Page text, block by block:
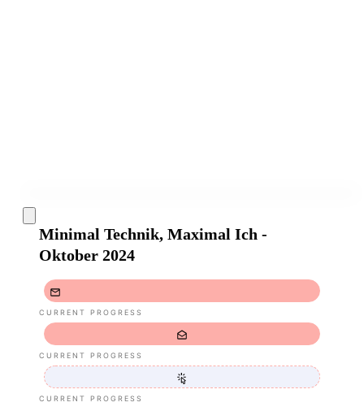
Minimal Technik, Maximal Ich -
Oktober 2024
CURRENT PROGRESS
CURRENT PROGRESS
CURRENT PROGRESS